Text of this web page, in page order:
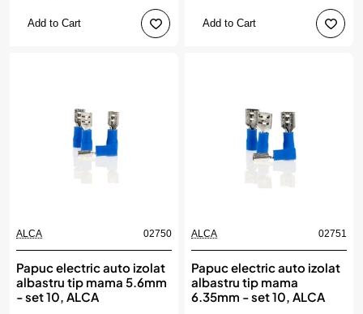
Add to Cart Add to Cart
ALCA 02750
Papuc electric auto izolat
albastru tip mama 5.6mm
- set 10, ALCA
ALCA 02751
Papuc electric auto izolat
albastru tip mama
6.35mm - set 10, ALCA